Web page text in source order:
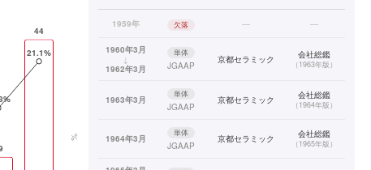
1959年 欠落 — —
1960年3月
↓
1962年3月
単体
JGAAP
京都セラミック 会社総鑑
（1963年版）
1963年3月
単体
JGAAP
京都セラミック 会社総鑑
（1964年版）
1964年3月
単体
JGAAP
京都セラミック 会社総鑑
（1965年版）